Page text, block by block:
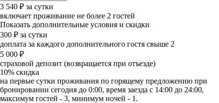
3 540 ₽ за сутки
включает проживание не более 2 гостей
Показать дополнительные условия и скидки
300 ₽ за сутки
доплата за каждого дополнительного гостя свыше 2
5 000 ₽
страховой депозит (возвращается при отъезде)
10% скидка
на первые сутки проживания по горящему предложению при
бронировании сегодня до 0:00, время заезда с 14:00 до 24:00,
максимум гостей - 3, минимум ночей - 1.